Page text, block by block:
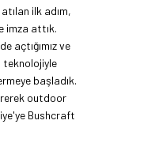
ilk adım,
imza attık.
açtığımız ve
teknolojiyle
başladık.
outdoor
Bushcraft